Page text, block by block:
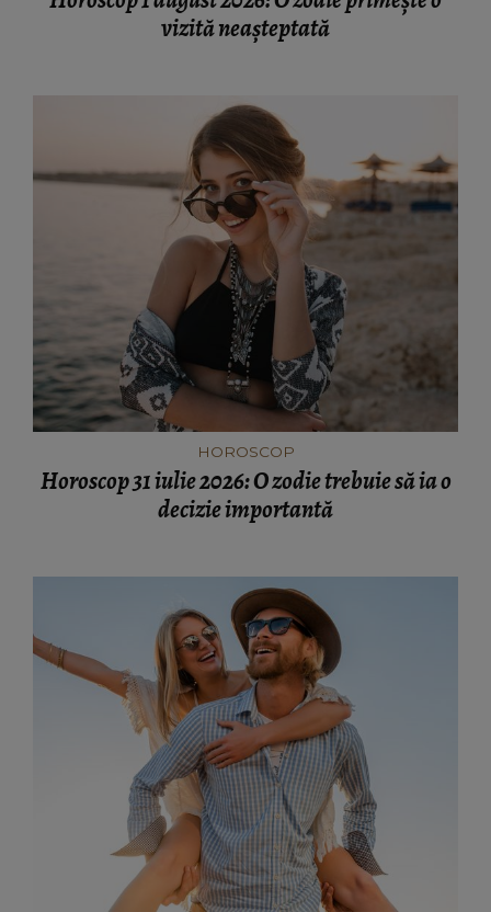
vizită neașteptată
HOROSCOP
Horoscop 31 iulie 2026: O zodie trebuie să ia o
decizie importantă